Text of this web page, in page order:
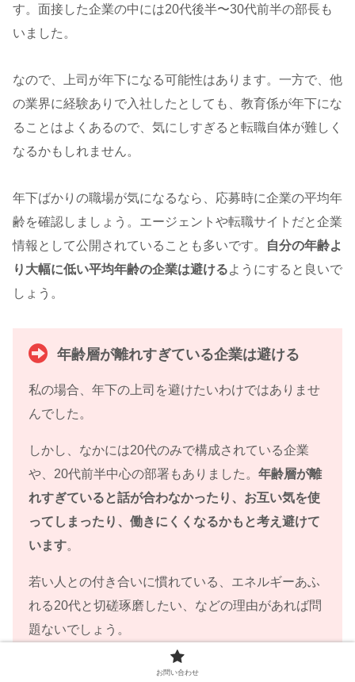
す。面接した企業の中には20代後半〜30代前半の部長も
いました。
なので、上司が年下になる可能性はあります。一方で、他
の業界に経験ありで入社したとしても、教育係が年下にな
ることはよくあるので、気にしすぎると転職自体が難しく
なるかもしれません。
年下ばかりの職場が気になるなら、応募時に企業の平均年
齢を確認しましょう。エージェントや転職サイトだと企業
情報として公開されていることも多いです。
自分の年齢よ
り大幅に低い平均年齢の企業は避けるようにすると良いで
しょう。
年齢層が離れすぎている企業は避ける
私の場合、年下の上司を避けたいわけではありませ
んでした。
しかし、なかには20代のみで構成されている企業
や、20代前半中心の部署もありました。 年齢層が離
れすぎていると話が合わなかったり、お互い気を使
ってしまったり、働きにくくなるかもと考え避けて
います。
若い人との付き合いに慣れている、エネルギーあふ
れる20代と切磋琢磨したい、などの理由があれば問
題ないでしょう。
お問い合わせ